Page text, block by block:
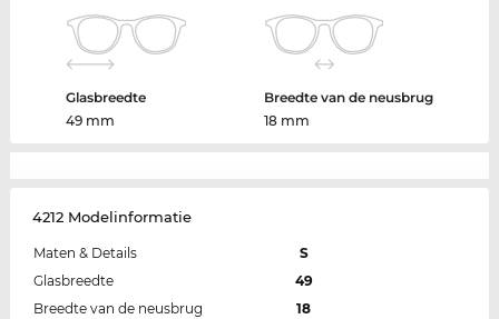
Glasbreedte
49 mm
Breedte van de neusbrug
18 mm
4212 Modelinformatie
Maten & Details
S
Glasbreedte
49
Breedte van de neusbrug
18